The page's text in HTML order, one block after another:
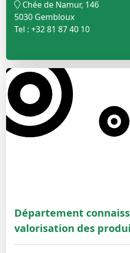
Chée de Namur, 146
5030 Gembloux
Tel : +32 81 87 40 10
Département
valorisation des